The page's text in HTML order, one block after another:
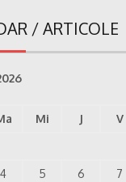
/ ARTICOLE
Mi J V
4 5 6 7